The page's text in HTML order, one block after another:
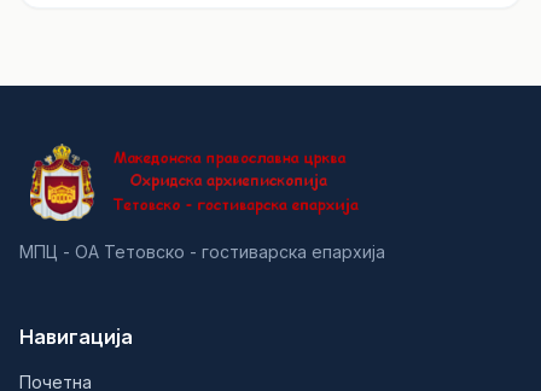
МПЦ - ОА Тетовско - гостиварска епархија
Навигација
Почетна